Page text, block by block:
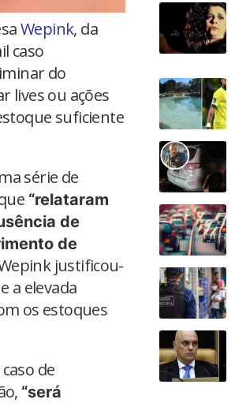
Wepink, da
caso
do
lives ou ações
suficiente
série de
“relataram
de
de
justificou-
a elevada
os estoques
de
“será